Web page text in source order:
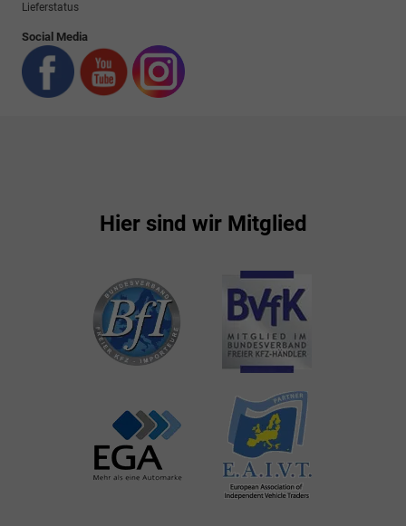
Lieferstatus
Social Media
Hier sind wir Mitglied